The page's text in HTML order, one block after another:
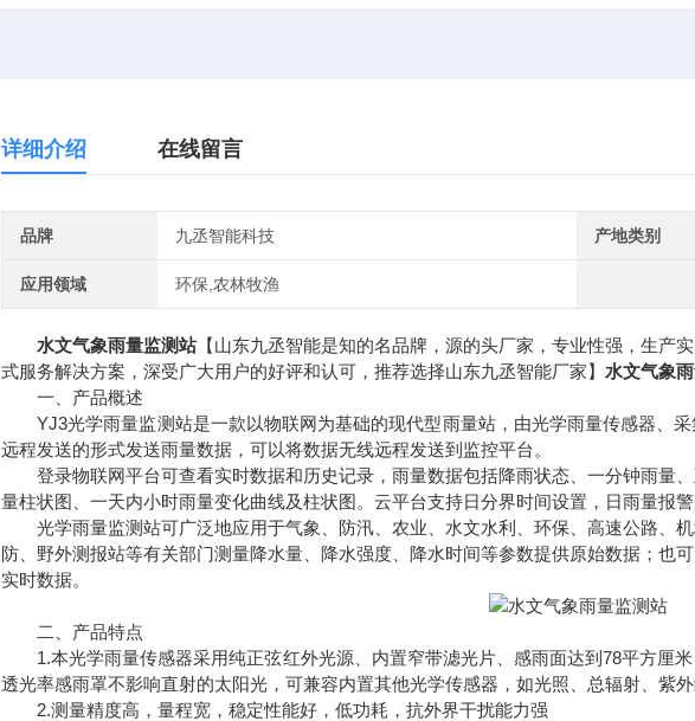
详细介绍 在线留言
品牌 九丞智能科技 产地类别
应用领域 环保,农林牧渔
水文气象雨量监测站【山东九丞智能是知的名品牌，源的头厂家，专业性强，生产
式服务解决方案，深受广大用户的好评和认可，推荐选择山东九丞智能厂家】 水文气象
一、产品概述
YJ3光学雨量监测站是一款以物联网为基础的现代型雨量站，由光学雨量传感器、
远程发送的形式发送雨量数据，可以将数据无线远程发送到监控平台。
登录物联网平台可查看实时数据和历史记录，雨量数据包括降雨状态、一分钟雨量
量柱状图、一天内小时雨量变化曲线及柱状图。云平台支持日分界时间设置，日雨量报
光学雨量监测站可广泛地应用于气象、防汛、农业、水文水利、环保、高速公路、
防、野外测报站等有关部门测量降水量、降水强度、降水时间等参数提供原始数据；也
实时数据。
二、产品特点
1.本光学雨量传感器采用纯正弦红外光源、内置窄带滤光片、感雨面达到78平方厘
透光率感雨罩不影响直射的太阳光，可兼容内置其他光学传感器，如光照、总辐射、紫
2.测量精度高，量程宽，稳定性能好，低功耗，抗外界干扰能力强